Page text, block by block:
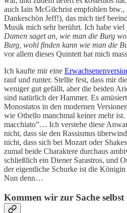
auch Iain McGilchrist empfohlen btw.,
Dankeschön Jeff!), das mich tief
Musik mich sehr berührt. Ich habe viel
Damen saget an, wie man die Burg
Burg, wohl finden kann wie man die
vor allem dieses Quintett hat mich
Ich kaufte mir eine
rauf und runter. Stellte fest, dass mir
weniger gut gefällt, aber die beiden
sind natürlich der Hammer. Es
Monostatos in den modernen
wie Othello manchmal keiner mehr ist.
macchiato”… Ich verstehe diese
nicht, dass sie den Rassismus
nicht, dass sich bei Mozart oder
zumal beide Charaktere durchaus
schließlich ein Diener Sarastros, und
der eigentliche Schurke ist die
Nun denn…
Kommen wir zur Sache